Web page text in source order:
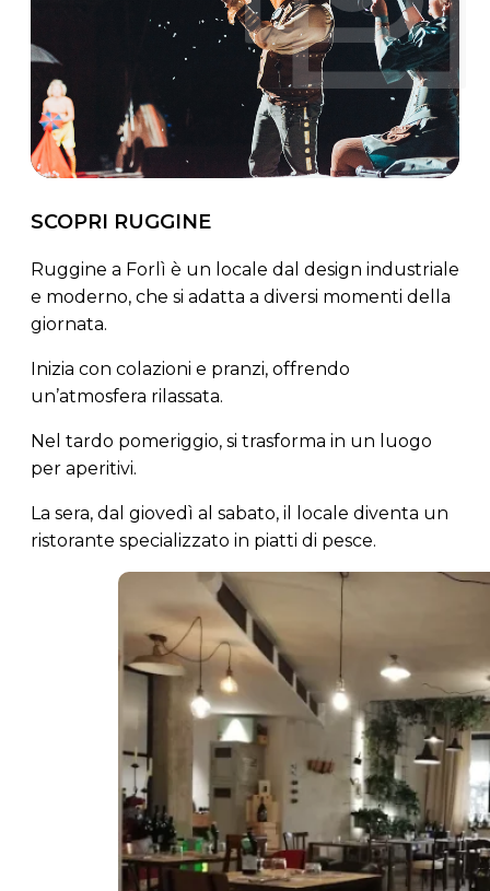
SCOPRI RUGGINE
Ruggine a Forlì è un locale dal design industriale
e moderno, che si adatta a diversi momenti della
giornata.
Inizia con colazioni e pranzi, offrendo
un’atmosfera rilassata.
Nel tardo pomeriggio, si trasforma in un luogo
per aperitivi.
La sera, dal giovedì al sabato, il locale diventa un
ristorante specializzato in piatti di pesce.